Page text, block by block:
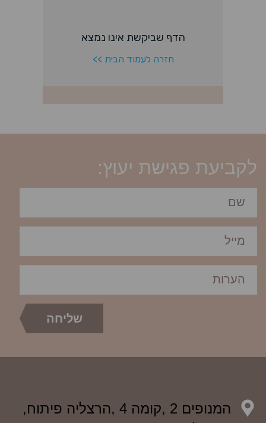
לקביעת פגישת יעוץ:
המנופים 2 ,קומה 4 ,הרצליה פיתוח,